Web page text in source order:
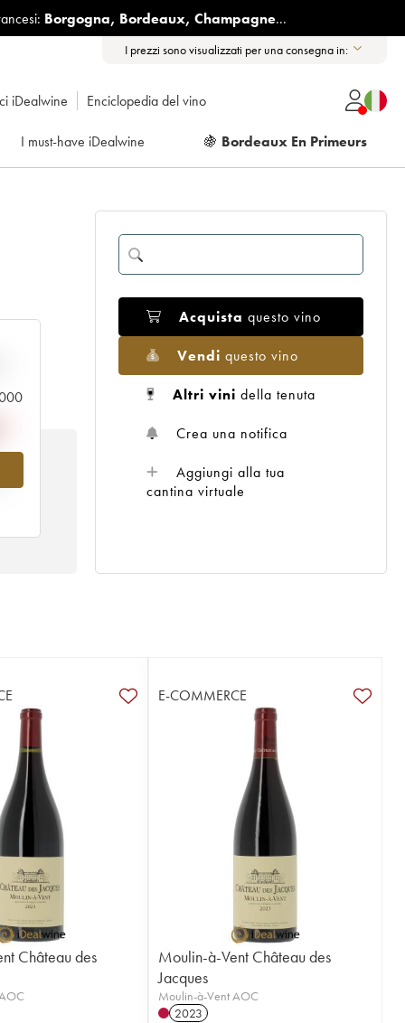
Borgogna, Bordeaux, Champagne...
I prezzi sono visualizzati per una consegna in:
iDealwine Enciclopedia del vino
I must-have iDealwine 🍇 Bordeaux En Primeurs
Acquista questo vino
Vendi questo vino
Altri vini della tenuta
Crea una notifica
Aggiungi alla tua
cantina virtuale
Château des
E-COMMERCE
Moulin-à-Vent Château des
Jacques
Moulin-à-Vent AOC
2023